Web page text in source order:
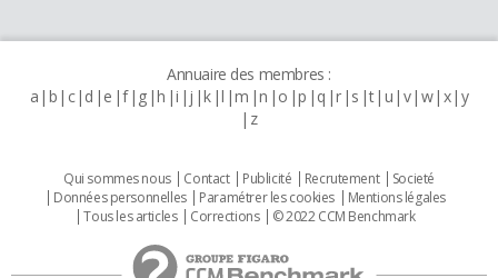
Annuaire des membres :
a b c d e f g h i j k l m n o p q r s t u v w x y
z
Qui sommes nous Contact Publicité Recrutement
Societé
Données personnelles
Paramétrer les cookies
Mentions légales
Tous les articles
Corrections © 2022 CCM Benchmark